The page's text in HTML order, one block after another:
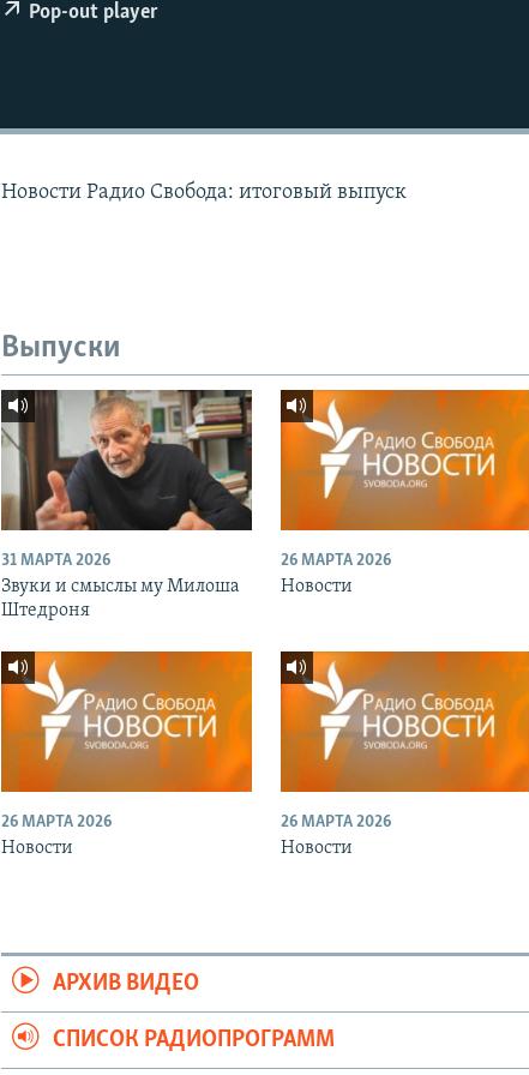
Pop-out player
Новости Радио Свобода: итоговый выпуск
Выпуски
31 МАРТА 2026
Звуки и смыслы му Милоша
Штедроня
26 МАРТА 2026
Новости
26 МАРТА 2026
Новости
26 МАРТА 2026
Новости
АРХИВ ВИДЕО
СПИСОК РАДИОПРОГРАММ